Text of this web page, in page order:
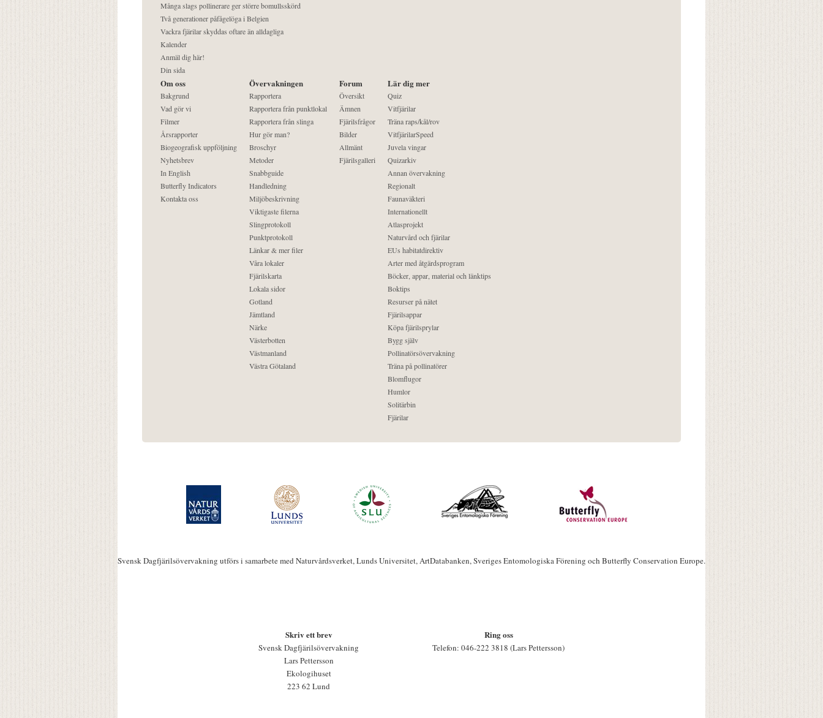
Många slags pollinerare ger större bomullsskörd
Två generationer påfågelöga i Belgien
Vackra fjärilar skyddas oftare än alldagliga
Kalender
Anmäl dig här!
Din sida
Om oss
Bakgrund
Vad gör vi
Filmer
Årsrapporter
Biogeografisk uppföljning
Nyhetsbrev
In English
Butterfly Indicators
Kontakta oss
Övervakningen
Rapportera
Rapportera från punktlokal
Rapportera från slinga
Hur gör man?
Broschyr
Metoder
Snabbguide
Handledning
Miljöbeskrivning
Viktigaste filerna
Slingprotokoll
Punktprotokoll
Länkar & mer filer
Våra lokaler
Fjärilskarta
Lokala sidor
Gotland
Jämtland
Närke
Västerbotten
Västmanland
Västra Götaland
Forum
Översikt
Ämnen
Fjärilsfrågor
Bilder
Allmänt
Fjärilsgalleri
Lär dig mer
Quiz
Vitfjärilar
Träna raps/kål/rov
VitfjärilarSpeed
Juvela vingar
Quizarkiv
Annan övervakning
Regionalt
Faunaväkteri
Internationellt
Atlasprojekt
Naturvård och fjärilar
EUs habitatdirektiv
Arter med åtgärdsprogram
Böcker, appar, material och länktips
Boktips
Resurser på nätet
Fjärilsappar
Köpa fjärilsprylar
Bygg själv
Pollinatörsövervakning
Träna på pollinatörer
Blomflugor
Humlor
Solitärbin
Fjärilar
Svensk Dagfjärilsövervakning utförs i samarbete med Naturvårdsverket, Lunds Universitet, ArtDatabanken, Sveriges Entomologiska Förening och Butterfly Conservation Europe.
Skriv ett brev
Svensk Dagfjärilsövervakning
Lars Pettersson
Ekologihuset
223 62 Lund
Ring oss
Telefon: 046-222 3818 (Lars Pettersson)